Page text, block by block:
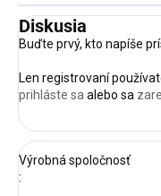
Diskusia
Buďte prvý, kto napíše
Len registrovaní
prihláste saalebo sa
Výrobná spoločnosť
: